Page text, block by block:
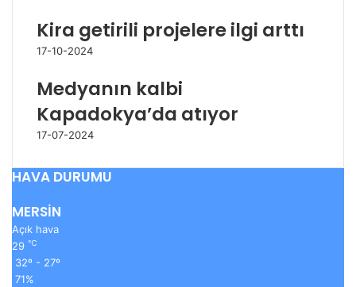
Kira getirili projelere ilgi arttı
17-10-2024
Medyanın kalbi
Kapadokya’da atıyor
17-07-2024
HAVA DURUMU
MERSİN
Açık hava
29 ℃
32º - 27º
71%